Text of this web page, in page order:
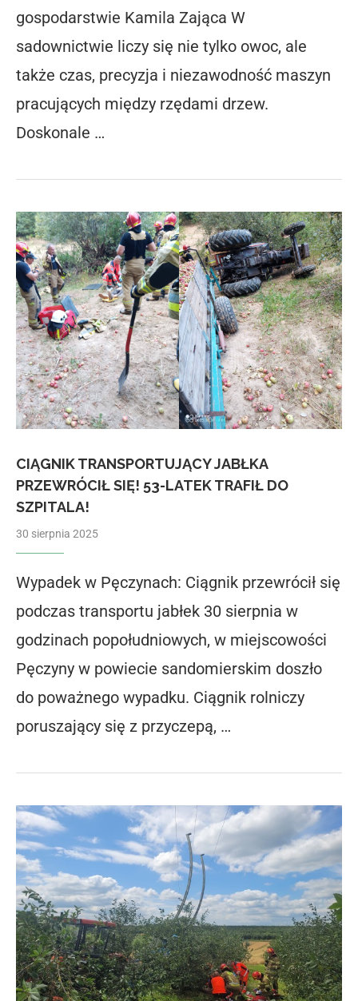
gospodarstwie Kamila Zająca W
sadownictwie liczy się nie tylko owoc, ale
także czas, precyzja i niezawodność maszyn
pracujących między rzędami drzew.
Doskonale …
CIĄGNIK TRANSPORTUJĄCY JABŁKA
PRZEWRÓCIŁ SIĘ! 53-LATEK TRAFIŁ DO
SZPITALA!
30 sierpnia 2025
Wypadek w Pęczynach: Ciągnik przewrócił się
podczas transportu jabłek 30 sierpnia w
godzinach popołudniowych, w miejscowości
Pęczyny w powiecie sandomierskim doszło
do poważnego wypadku. Ciągnik rolniczy
poruszający się z przyczepą, …